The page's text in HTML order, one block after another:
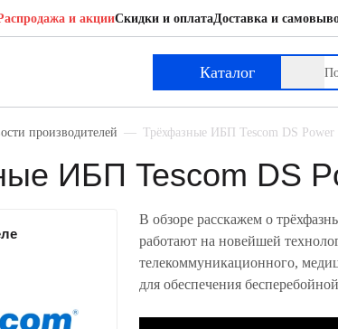
и акцииСкидки и оплатаДоставка и
Каталог
производителей Трёхфазные ИБП Tescom DS Power
ИБП Tescom DS
В обзоре расскажем о
работают на новейшей
телекоммуникационного,
для обеспечения